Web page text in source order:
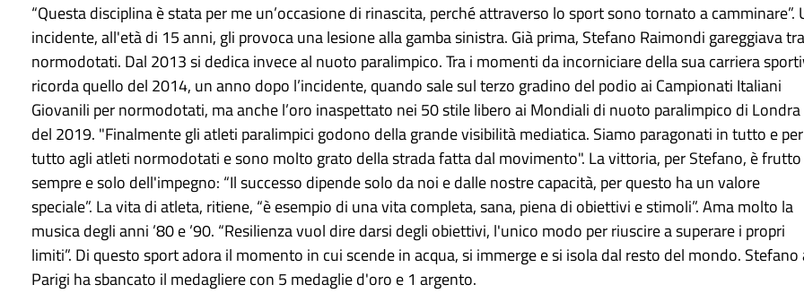
“Questa disciplina è stata per me un’occasione di rinascita, perché attraverso lo sport sono tornato a camminare”.
incidente, all'età di 15 anni, gli provoca una lesione alla gamba sinistra. Già prima, Stefano Raimondi gareggiava
normodotati. Dal 2013 si dedica invece al nuoto paralimpico. Tra i momenti da incorniciare della sua carriera
ricorda quello del 2014, un anno dopo l’incidente, quando sale sul terzo gradino del podio ai Campionati Italiani
Giovanili per normodotati, ma anche l’oro inaspettato nei 50 stile libero ai Mondiali di nuoto paralimpico di Londra
del 2019. "Finalmente gli atleti paralimpici godono della grande visibilità mediatica. Siamo paragonati in tutto e per
tutto agli atleti normodotati e sono molto grato della strada fatta dal movimento". La vittoria, per Stefano, è frutto
sempre e solo dell'impegno: “Il successo dipende solo da noi e dalle nostre capacità, per questo ha un valore
speciale”. La vita di atleta, ritiene, “è esempio di una vita completa, sana, piena di obiettivi e stimoli”. Ama molto la
musica degli anni ’80 e ’90. “Resilienza vuol dire darsi degli obiettivi, l'unico modo per riuscire a superare i propri
limiti”. Di questo sport adora il momento in cui scende in acqua, si immerge e si isola dal resto del mondo. Stefano
Parigi ha sbancato il medagliere con 5 medaglie d'oro e 1 argento.